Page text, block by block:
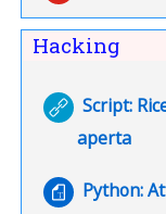
Hacking
Script:
aperta
URL
Python: